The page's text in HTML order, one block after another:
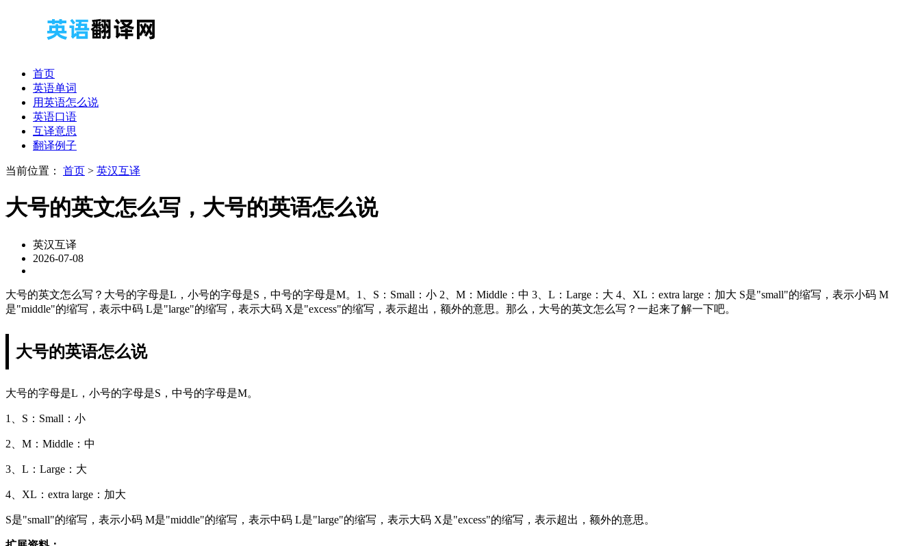
首页
英语单词
用英语怎么说
英语口语
互译意思
翻译例子
当前位置： 首页 > 英汉互译
大号的英文怎么写，大号的英语怎么说
英汉互译
2026-07-08
大号的英文怎么写？大号的字母是L，小号的字母是S，中号的字母是M。1、S：Small：小 2、M：Middle：中 3、L：Large：大 4、XL：extra large：加大 S是"small"的缩写，表示小码 M
是"middle"的缩写，表示中码 L是"large"的缩写，表示大码 X是"excess"的缩写，表示超出，额外的意思。那么，大号的英文怎么写？一起来了解一下吧。
大号的英语怎么说
大号的字母是L，小号的字母是S，中号的字母是M。
1、S：Small：小
2、M：Middle：中
3、L：Large：大
4、XL：extra large：加大
S是"small"的缩写，表示小码 M是"middle"的缩写，表示中码 L是"large"的缩写，表示大码 X是"excess"的缩写，表示超出，额外的意思。